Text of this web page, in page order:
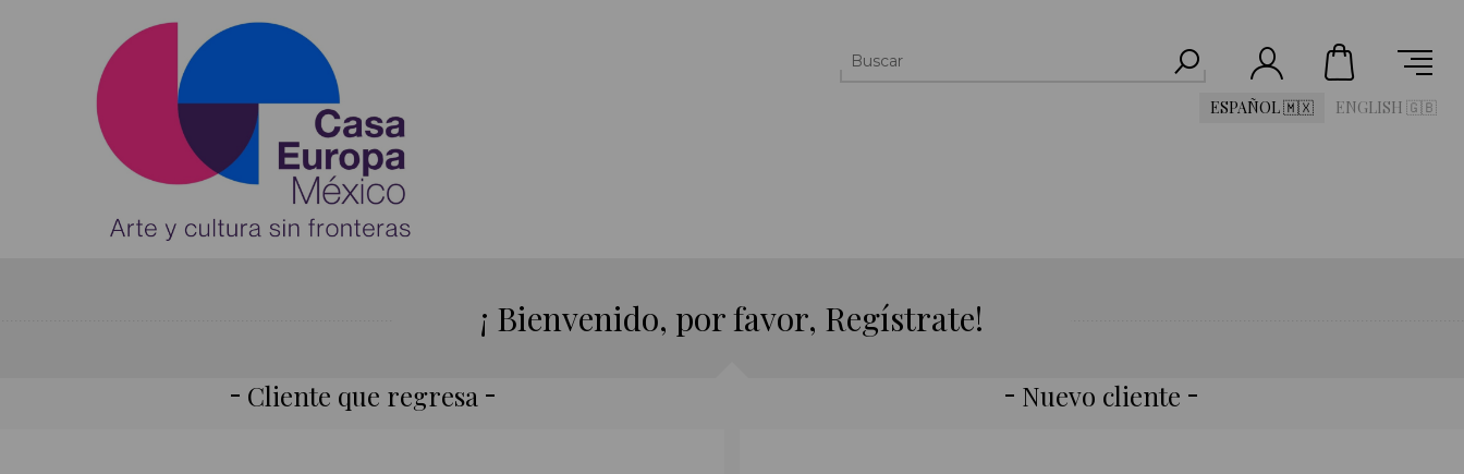
ESPAÑOL 🇲🇽 ENGLISH 🇬🇧
¡ Bienvenido, por favor, Regístrate!
Cliente que regresa Nuevo cliente